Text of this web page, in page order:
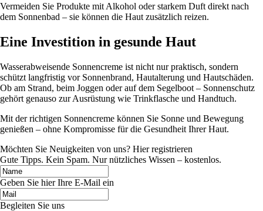
Vermeiden Sie Produkte mit Alkohol oder starkem Duft direkt nach
dem Sonnenbad – sie können die Haut zusätzlich reizen.
Eine Investition in gesunde Haut
Wasserabweisende Sonnencreme ist nicht nur praktisch, sondern
schützt langfristig vor Sonnenbrand, Hautalterung und Hautschäden.
Ob am Strand, beim Joggen oder auf dem Segelboot – Sonnenschutz
gehört genauso zur Ausrüstung wie Trinkflasche und Handtuch.
Mit der richtigen Sonnencreme können Sie Sonne und Bewegung
genießen – ohne Kompromisse für die Gesundheit Ihrer Haut.
Möchten Sie Neuigkeiten von uns? Hier registrieren
Gute Tipps. Kein Spam. Nur nützliches Wissen – kostenlos.
Geben Sie hier Ihre E-Mail ein
Begleiten Sie uns